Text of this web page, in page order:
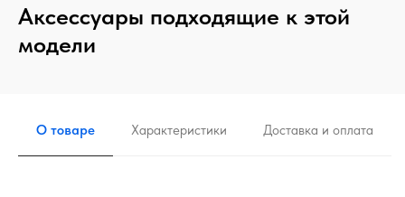
Аксессуары подходящие к этой
модели
О товаре Характеристики Доставка и оплата